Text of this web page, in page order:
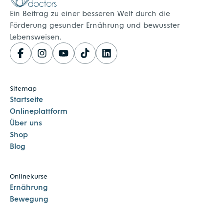
Ein Beitrag zu einer besseren Welt durch die
Förderung gesunder Ernährung und bewusster
Lebensweisen.
Sitemap
Startseite
Onlineplattform
Über uns
Shop
Blog
Onlinekurse
Ernährung
Bewegung